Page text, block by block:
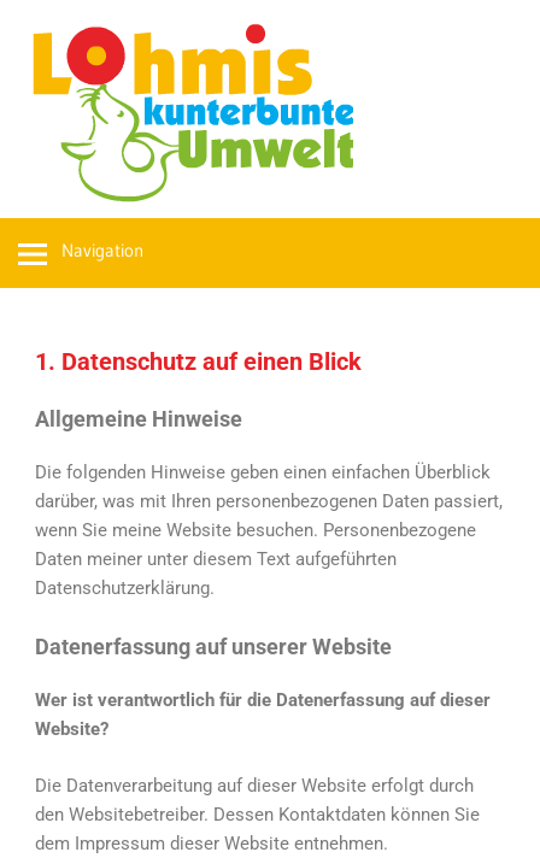
Navigation
1. Datenschutz auf einen Blick
Allgemeine Hinweise
Die folgenden Hinweise geben einen einfachen Überblick
darüber, was mit Ihren personenbezogenen Daten passiert,
wenn Sie meine Website besuchen. Personenbezogene
Daten meiner unter diesem Text aufgeführten
Datenschutzerklärung.
Datenerfassung auf unserer Website
Wer ist verantwortlich für die Datenerfassung auf dieser
Website?
Die Datenverarbeitung auf dieser Website erfolgt durch
den Websitebetreiber. Dessen Kontaktdaten können Sie
dem Impressum dieser Website entnehmen.